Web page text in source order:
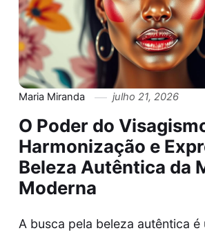
Maria Miranda julho 21, 2026
O Poder do
Harmonização e
Beleza Autêntica da
Moderna
A busca pela beleza autêntica é